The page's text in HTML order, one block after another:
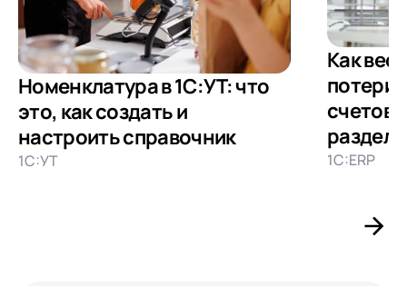
Номенклатура в 1С:УТ: что
это, как создать и
настроить справочник
1С:УТ
Как
потери
счетов
1С:ERP